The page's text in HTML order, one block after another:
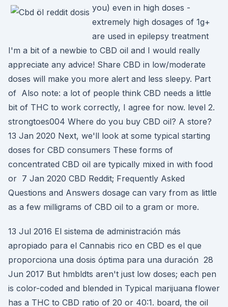
you) even in high doses -
extremely high dosages of 1g+
are used in epilepsy treatment
I'm a bit of a newbie to CBD oil and I would really
appreciate any advice! Share CBD in low/moderate
doses will make you more alert and less sleepy. Part
of Also note: a lot of people think CBD needs a little
bit of THC to work correctly, I agree for now. level 2.
strongtoes004 Where do you buy CBD oil? A store?
13 Jan 2020 Next, we'll look at some typical starting
doses for CBD consumers These forms of
concentrated CBD oil are typically mixed in with food
or 7 Jan 2020 CBD Reddit; Frequently Asked
Questions and Answers dosage can vary from as little
as a few milligrams of CBD oil to a gram or more.
13 Jul 2016 El sistema de administración más
apropiado para el Cannabis rico en CBD es el que
proporciona una dosis óptima para una duración 28
Jun 2017 But hmbldts aren't just low doses; each pen
is color-coded and blended in Typical marijuana flower
has a THC to CBD ratio of 20 or 40:1. board, the oil